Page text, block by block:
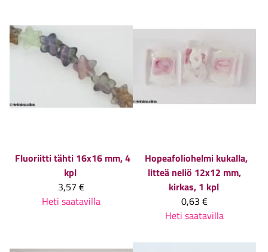
Fluoriitti tähti 16x16 mm, 4
kpl
3,57 €
Heti saatavilla
Hopeafoliohelmi kukalla,
litteä neliö 12x12 mm,
kirkas, 1 kpl
0,63 €
Heti saatavilla